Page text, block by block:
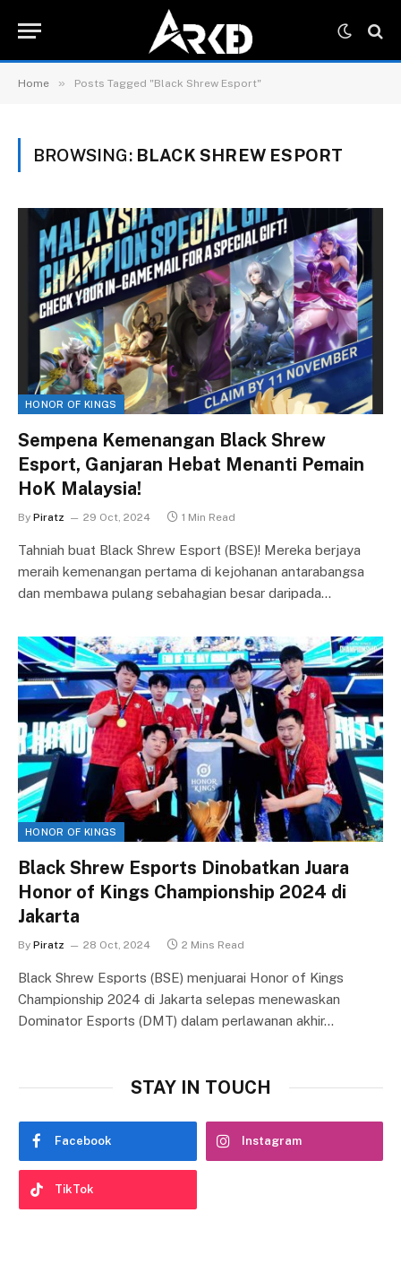
Home » Posts Tagged "Black Shrew Esport"
BROWSING: BLACK SHREW ESPORT
HONOR OF KINGS
Sempena Kemenangan Black Shrew
Esport, Ganjaran Hebat Menanti Pemain
HoK Malaysia!
By Piratz 29 Oct, 2024 1 Min Read
Tahniah buat Black Shrew Esport (BSE)! Mereka berjaya
meraih kemenangan pertama di kejohanan antarabangsa
dan membawa pulang sebahagian besar daripada…
HONOR OF KINGS
Black Shrew Esports Dinobatkan Juara
Honor of Kings Championship 2024 di
Jakarta
By Piratz 28 Oct, 2024 2 Mins Read
Black Shrew Esports (BSE) menjuarai Honor of Kings
Championship 2024 di Jakarta selepas menewaskan
Dominator Esports (DMT) dalam perlawanan akhir…
STAY IN TOUCH
Facebook Instagram
TikTok